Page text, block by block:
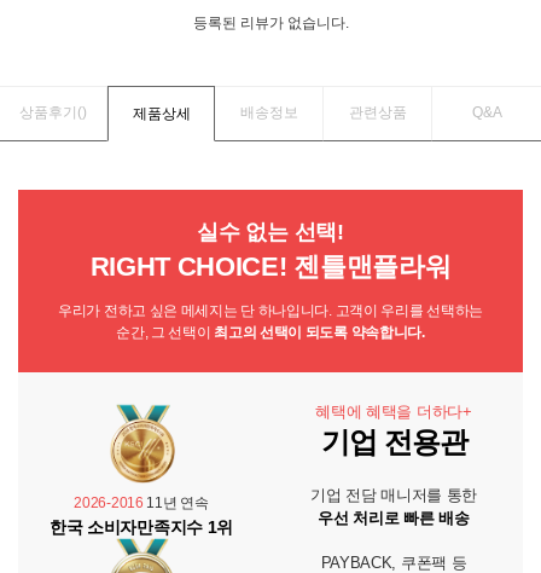
등록된 리뷰가 없습니다.
상품후기() 제품상세 배송정보 관련상품 Q&A
실수 없는 선택!
RIGHT CHOICE! 젠틀맨플라워
우리가 전하고 싶은 메세지는 단 하나입니다. 고객이 우리를 선택하는
순간, 그 선택이 최고의 선택이 되도록 약속합니다.
2026-2016 11년 연속
한국 소비자만족지수 1위
혜택에 혜택을 더하다+
기업 전용관
기업 전담 매니저를 통한
우선 처리로 빠른 배송
PAYBACK, 쿠폰팩 등